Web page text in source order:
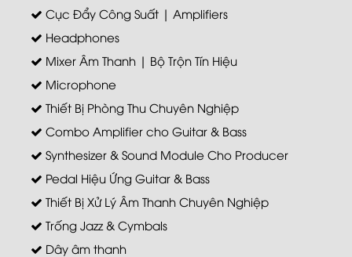
Cục Đẩy Công Suất | Amplifiers
Headphones
Mixer Âm Thanh | Bộ Trộn Tín Hiệu
Microphone
Thiết Bị Phòng Thu Chuyên Nghiệp
Combo Amplifier cho Guitar & Bass
Synthesizer & Sound Module Cho Producer
Pedal Hiệu Ứng Guitar & Bass
Thiết Bị Xử Lý Âm Thanh Chuyên Nghiệp
Trống Jazz & Cymbals
Dây âm thanh